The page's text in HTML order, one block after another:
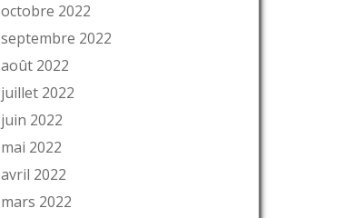
octobre 2022
septembre 2022
août 2022
juillet 2022
juin 2022
mai 2022
avril 2022
mars 2022